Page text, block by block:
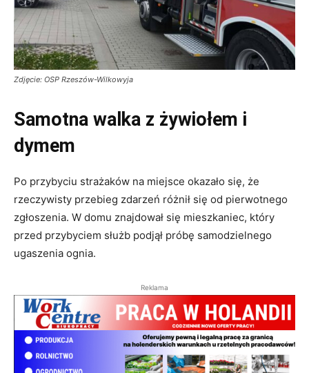
Zdjęcie: OSP Rzeszów-Wilkowyja
Samotna walka z żywiołem i
dymem
Po przybyciu strażaków na miejsce okazało się, że
rzeczywisty przebieg zdarzeń różnił się od pierwotnego
zgłoszenia. W domu znajdował się mieszkaniec, który
przed przybyciem służb podjął próbę samodzielnego
ugaszenia ognia.
Reklama